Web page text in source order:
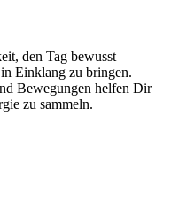
den Tag bewusst
Einklang zu bringen.
Bewegungen helfen Dir
zu sammeln.